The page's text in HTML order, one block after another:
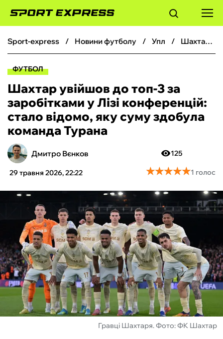
ФУТБОЛ
БОКС
ХОКЕЙ
ТЕНІС
КІБЕРСПОРТ
ЧС-2026
ФУТЗАЛ
ІНШІ
БУКМЕКЕРИ
sport-express новини футболу упл Шахтар увійшов до топ-3 за заробітками у Лізі конференцій: стало відомо, яку суму здобула команда Турана
ФУТБОЛ
Шахтар увійшов до топ-3 за
заробітками у Лізі конференцій:
стало відомо, яку суму здобула
команда Турана
Дмитро Вєнков
29 травня 2026, 22:22
125
★★★★★
★★★★★1 голос
Гравці Шахтаря. Фото: ФК Шахтар